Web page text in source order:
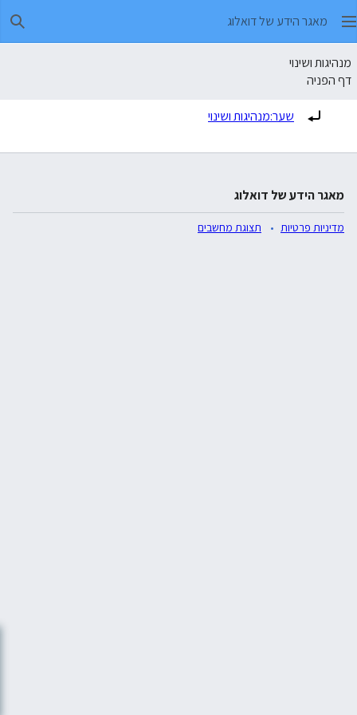
מאגר הידע של דואלוג
מנהיגות ושינוי
דף הפניה
הפניה ל: שער:מנהיגות ושינוי
מאגר הידע של דואלוג
מדיניות פרטיות תצוגת מחשבים